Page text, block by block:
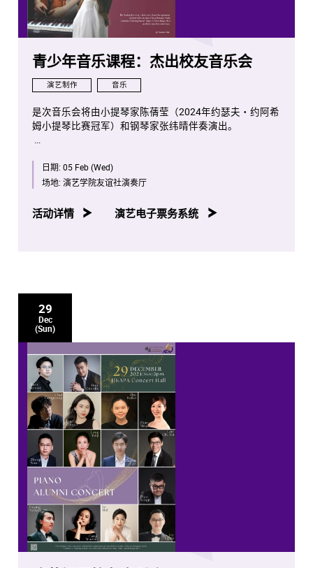
青少年音乐课程：杰出校友音乐会
演艺制作 音乐
是次音乐会将由小提琴家陈蒨莹（2024年约瑟夫・约阿希
姆小提琴比赛冠军）和钢琴家张纬晴伴奏演出。
George Telemann Violin Fantasia No. 9 in B minor
Eugène Ysaÿe Sonata for Solo Violin No.1 in G
George Enescu Impromptu Concertant
Franz Schubert Fantasie in C Major, D.934
日期: 05 Feb (Wed)
场地: 演艺学院友谊社演奏厅
活动详情 演艺电子票务系统
29
Dec
(Sun)